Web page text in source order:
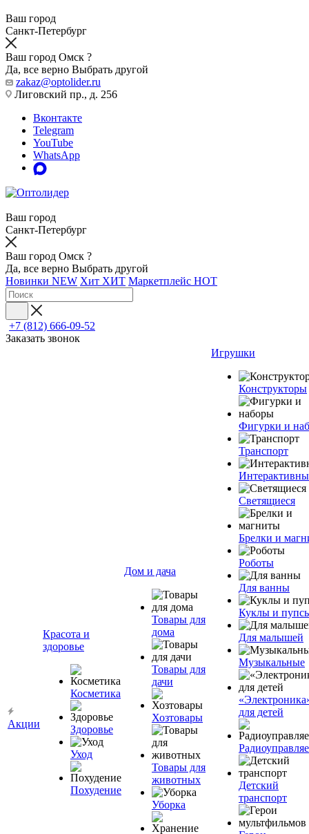
Ваш город
Санкт-Петербург
Ваш город Омск ?
Да, все верно Выбрать другой
zakaz@optolider.ru
Лиговский пр., д. 256
Вконтакте
Telegram
YouTube
WhatsApp
Ваш город
Санкт-Петербург
Ваш город Омск ?
Да, все верно Выбрать другой
Новинки NEW Хит ХИТ Маркетплейс HOT
+7 (812) 666-09-52
Заказать звонок
Акции
Красота и
здоровье
Косметика
Здоровье
Уход
Похудение
Дом и дача
Товары для
дома
Товары для
дачи
Хозтовары
Товары для
животных
Уборка
Игрушки
Конструкторы
Фигурки и
Транспорт
Светящиеся
Брелки и
Роботы
Для ванны
Куклы и
Для малышей
Музыкальные
для детей
Детский
транспорт